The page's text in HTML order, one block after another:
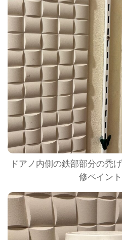
ドアノ内側の鉄部部分の禿
修ペイン